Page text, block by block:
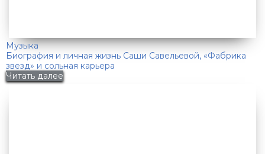
Музыка
Биография и личная жизнь Саши Савельевой, «Фабрика
звезд» и сольная карьера
Читать далее